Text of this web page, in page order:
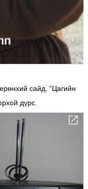
сайд. “Цагийн
дүрс.